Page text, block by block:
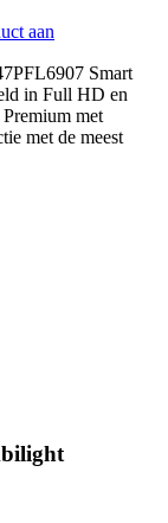
aan
Smart
in Full HD en
met
met de meest